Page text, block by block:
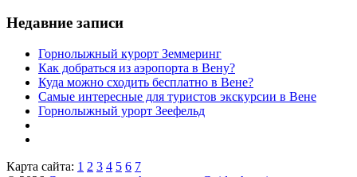
Недавние записи
Горнолыжный курорт Земмеринг
Как добраться из аэропорта в Вену?
Куда можно сходить бесплатно в Вене?
Самые интересные для туристов экскурсии в Вене
Горнолыжный урорт Зеефельд
Карта сайта: 1 2 3 4 5 6 7